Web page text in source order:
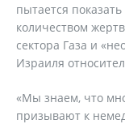
пытается
количеством
сектора Газа и
Израиля
«Мы знаем, что
призывают к